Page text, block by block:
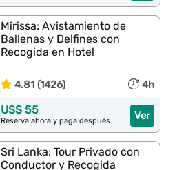
Mirissa: Avistamiento de
Ballenas y Delfines con
Recogida en Hotel
4.81 (1426) 4h
Ver
US$ 55
Reserva ahora y paga después
Sri Lanka: Tour Privado con
Conductor y Recogida